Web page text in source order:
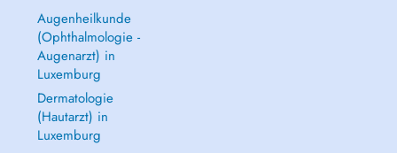
Augenheilkunde
(Ophthalmologie -
Augenarzt) in
Luxemburg
Dermatologie
(Hautarzt) in
Luxemburg